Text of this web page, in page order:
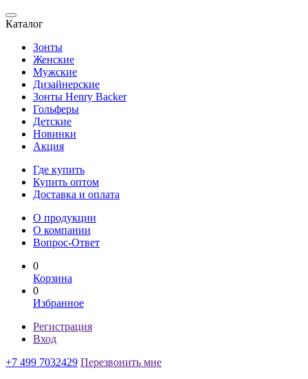
Каталог
Зонты
Женские
Мужские
Дизайнерские
Зонты Henry Backer
Гольферы
Детские
Новинки
Акция
Где купить
Купить оптом
Доставка и оплата
О продукции
О компании
Вопрос-Ответ
0
Корзина
0
Избранное
Регистрация
Вход
+7 499 7032429 Перезвонить мне